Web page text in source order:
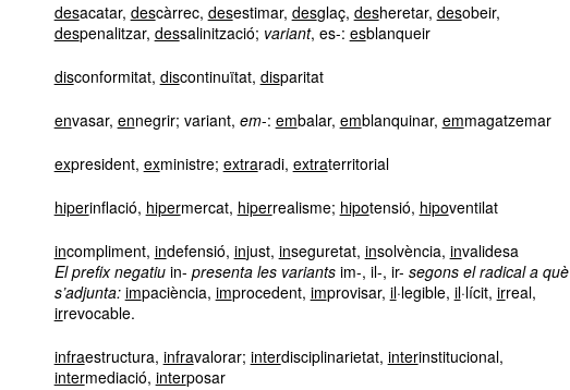
desacatar, descàrrec, desestimar, desglaç, desheretar, desobeir,
despenalitzar, dessalinització; variant, es-: esblanqueir
disconformitat, discontinuïtat, disparitat
envasar, ennegrir; variant, em-: embalar, emblanquinar, emmagatzemar
expresident, exministre; extraradi, extraterritorial
hiperinflació, hipermercat, hiperrealisme; hipotensió, hipoventilat
incompliment, indefensió, injust, inseguretat, insolvència, invalidesa
El prefix negatiu in- presenta les variants im-, il-, ir- segons el radical a què
s’adjunta: impaciència, improcedent, improvisar, il·legible, il·lícit, irreal,
irrevocable.
infraestructura, infravalorar; interdisciplinarietat, interinstitucional,
intermediació, interposar